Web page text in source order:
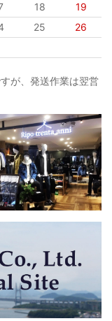
18
19
25
26
が、発送作業は翌営